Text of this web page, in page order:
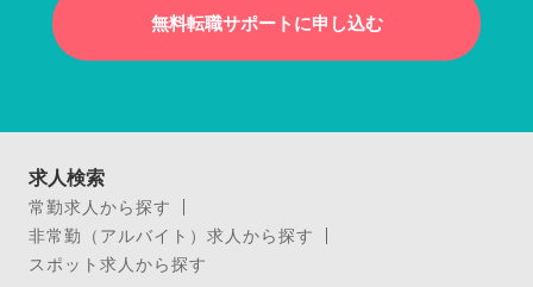
無料転職サポートに申し込む
求人検索
常勤求人から探す
非常勤（アルバイト）求人から探す
スポット求人から探す